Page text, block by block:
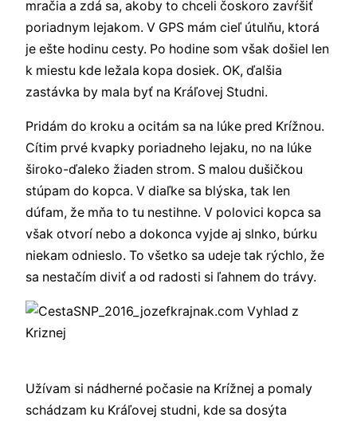
mračia a zdá sa, akoby to chceli čoskoro zavŕšiť
poriadnym lejakom. V GPS mám cieľ útulňu, ktorá
je ešte hodinu cesty. Po hodine som však došiel len
k miestu kde ležala kopa dosiek. OK, ďalšia
zastávka by mala byť na Kráľovej Studni.
Pridám do kroku a ocitám sa na lúke pred Krížnou.
Cítim prvé kvapky poriadneho lejaku, no na lúke
široko-ďaleko žiaden strom. S malou dušičkou
stúpam do kopca. V diaľke sa blýska, tak len
dúfam, že mňa to tu nestihne. V polovici kopca sa
však otvorí nebo a dokonca vyjde aj slnko, búrku
niekam odnieslo. To všetko sa udeje tak rýchlo, že
sa nestačím diviť a od radosti si ľahnem do trávy.
Užívam si nádherné počasie na Krížnej a pomaly
schádzam ku Kráľovej studni, kde sa dosýta